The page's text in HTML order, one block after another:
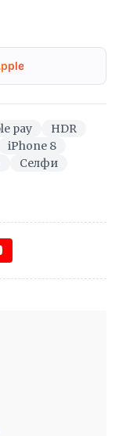
pay
HDR
iPhone 8
Селфи